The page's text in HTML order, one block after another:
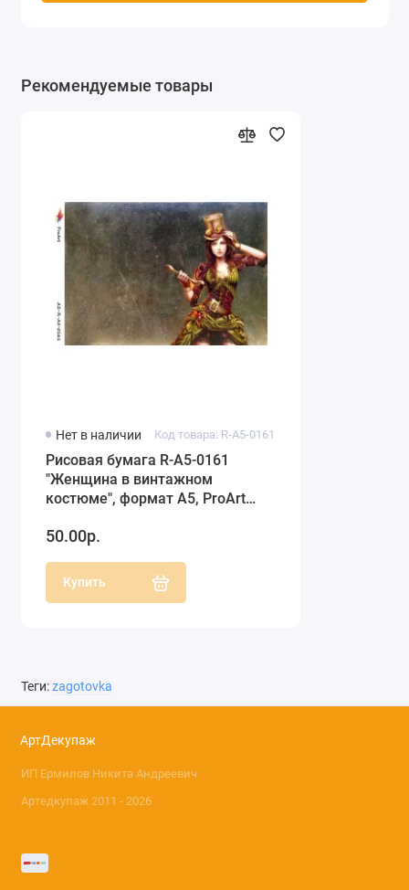
Рекомендуемые товары
Нет в наличии Код товара: R-A5-0161
Рисовая бумага R-A5-0161
"Женщина в винтажном
костюме", формат А5, ProArt
50.00р.
Купить
Теги:zagotovka
АртДекупаж
ИП Ермилов Никита Андреевич
Артедкупаж 2011 - 2026